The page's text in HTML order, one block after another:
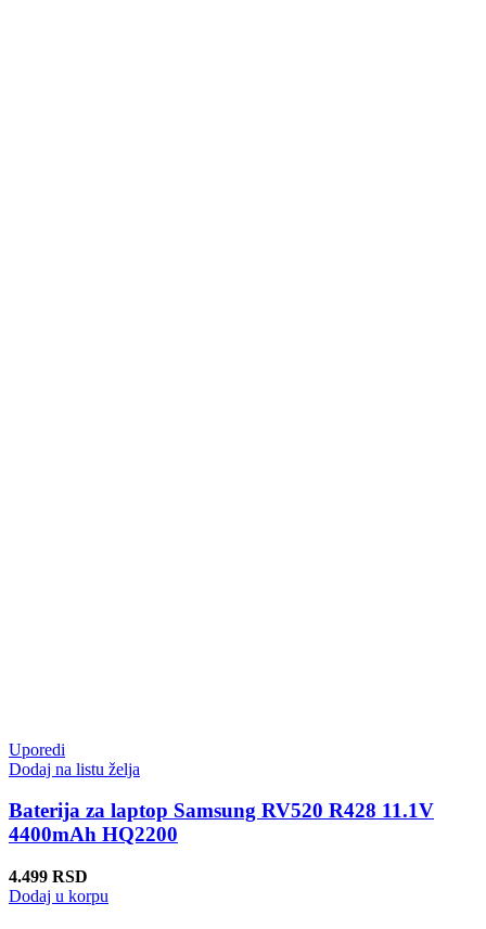
Uporedi
Dodaj na listu želja
Baterija za laptop Samsung RV520 R428 11.1V
4400mAh HQ2200
4.499 RSD
Dodaj u korpu